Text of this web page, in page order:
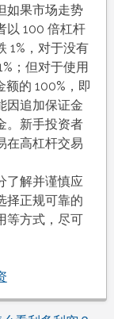
如果市场走势
以 100 倍杠杆
1%，对于没有
；但对于使用
的 100%，即
因追加保证金
。新手投资者
在高杠杆交易
了解并谨慎应
择正规可靠的
等方式，尽可